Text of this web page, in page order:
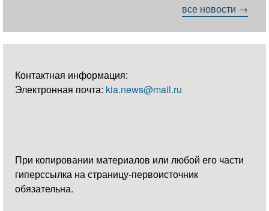
все новости →
Контактная информация:
Электронная почта: kia.news@mail.ru
При копировании материалов или любой его части
гиперссылка на страницу-первоисточник
обязательна.